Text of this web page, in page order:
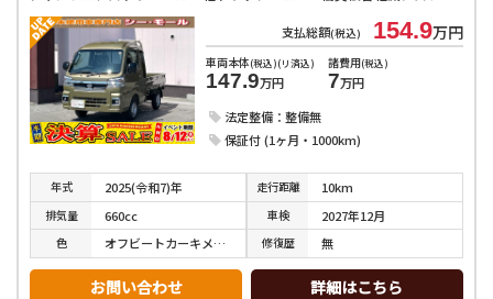
支払総額(税込) 154.9万円
車両本体(税込)(リ済込)
147.9万円
諸費用(税込)
7万円
法定整備：整備無
保証付 (1ヶ月・1000km)
年式 2025(令和7)年 走行距離 10km
排気量 660cc 車検 2027年12月
色 オフビートカーキメタリック 修復歴 無
お問い合わせ 詳細はこちら